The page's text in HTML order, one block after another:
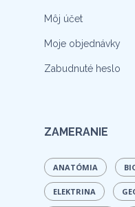
Môj účet
Moje objednávky
Zabudnuté heslo
ZAMERANIE
ANATÓMIA
ELEKTRINA